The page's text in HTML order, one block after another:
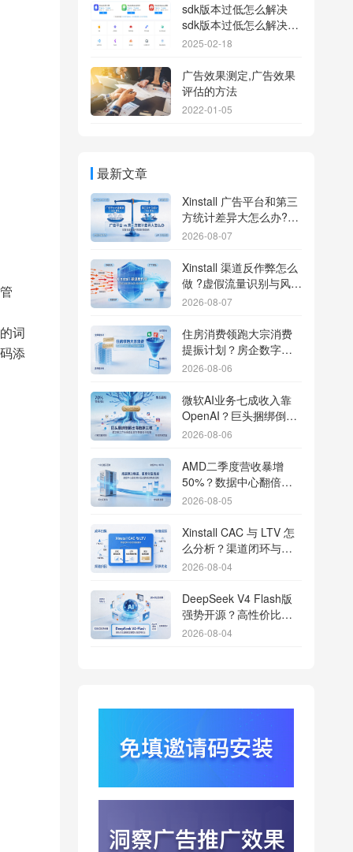
词
添
sdk版本过低怎么解决
sdk版本过低怎么解决华
为
2025-02-18
广告效果测定,广告效果
评估的方法
2022-01-05
最新文章
Xinstall 广告平台和第三
方统计差异大怎么办?数
据误差排查指南
2026-08-07
Xinstall 渠道反作弊怎么
做 ?虚假流量识别与风控
防刷解析
2026-08-07
住房消费领跑大宗消费
提振计划？房企数字化
转型加速线下场景智能
2026-08-06
微软AI业务七成收入靠
OpenAI？巨头捆绑倒逼
出海App独立追踪全渠道
2026-08-06
AMD二季度营收暴增
50%？数据中心翻倍增
长驱动跨端分发新底座
2026-08-05
Xinstall CAC 与 LTV 怎
么分析？渠道闭环与投
放回报解析
2026-08-04
DeepSeek V4 Flash版
强势开源？高性价比基
座模型重塑长尾应用全
2026-08-04
行云科技算力订单超154
亿？底座产能扩张激活
AI应用多终端流转新周
2026-08-04
苹果带摄像头的 AirPods
爆硬件分发与全渠道归
因升级
2026-08-03